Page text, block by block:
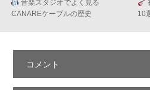
音楽スタジオでよく見る
CANAREケーブルの歴史
10
コメント